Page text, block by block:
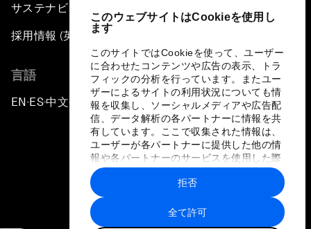
このウェブサイトはCookieを使用し
ます
このサイトではCookieを使って、ユーザー
に合わせたコンテンツや広告の表示、トラ
フィックの分析を行っています。またユー
ザーによるサイトの利用状況についても情
報を収集し、ソーシャルメディアや広告配
信、データ解析の各パートナーに情報を共
有しています。ここで収集された情報は、
ユーザーが各パートナーに提供した他の情
報や各パートナーのサービスを使用した際
に収集された情報と組み合わされ、各パー
トナーによって使用されることがありま
す。
全て許可
拒否
サステナビリティへの取り組み
採用情報 (英語のみ)
言語
EN ▪ES▪中文▪ 日本語
プライバシーポリシーと利用規約
サイトマップ